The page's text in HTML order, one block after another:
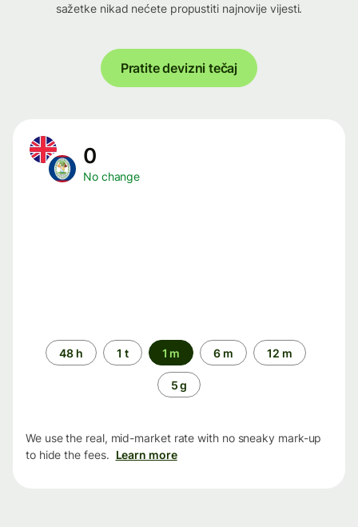
sažetke nikad nećete propustiti najnovije vijesti.
Pratite devizni tečaj
0
No change
Time
period
48 h 1 t 1 m 6 m 12 m
5 g
We use the real, mid-market rate with no sneaky mark-up
to hide the fees. Learn more